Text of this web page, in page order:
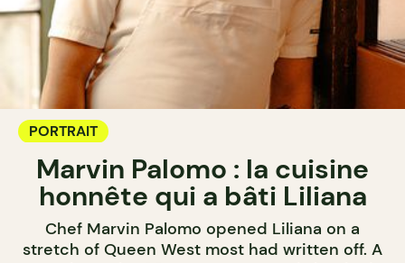
PORTRAIT
Marvin Palomo : la cuisine
honnête qui a bâti Liliana
Chef Marvin Palomo opened Liliana on a
stretch of Queen West most had written off. A